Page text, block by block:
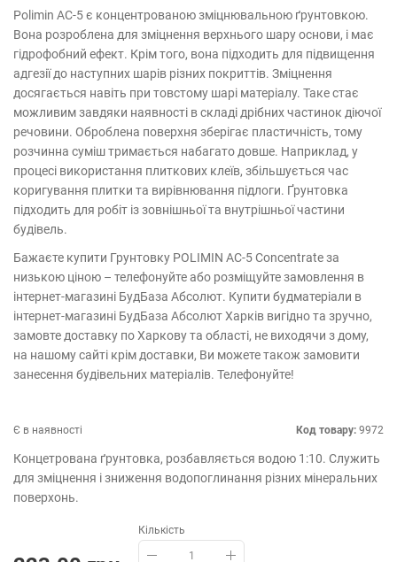
Polimin АС-5 є концентрованою зміцнювальною ґрунтовкою.
Вона розроблена для зміцнення верхнього шару основи, і має
гідрофобний ефект. Крім того, вона підходить для підвищення
адгезії до наступних шарів різних покриттів. Зміцнення
досягається навіть при товстому шарі матеріалу. Таке стає
можливим завдяки наявності в складі дрібних частинок діючої
речовини. Оброблена поверхня зберігає пластичність, тому
розчинна суміш тримається набагато довше. Наприклад, у
процесі використання плиткових клеїв, збільшується час
коригування плитки та вирівнювання підлоги. Ґрунтовка
підходить для робіт із зовнішньої та внутрішньої частини
будівель.
Бажаєте купити Грунтовку POLIMIN АС-5 Concentrate за
низькою ціною – телефонуйте або розміщуйте замовлення в
інтернет-магазині БудБаза Абсолют. Купити будматеріали в
інтернет-магазині БудБаза Абсолют Харків вигідно та зручно,
замовте доставку по Харкову та області, не виходячи з дому,
на нашому сайті крім доставки, Ви можете також замовити
занесення будівельних матеріалів. Телефонуйте!
Є в наявності Код товару: 9972
Концетрована ґрунтовка, розбавляється водою 1:10. Служить
для зміцнення і зниження водопоглинання різних мінеральних
поверхонь.
Кількість